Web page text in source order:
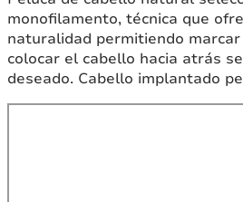
monofilamento, técnica que
naturalidad permitiendo
colocar el cabello hacia atrás
deseado. Cabello implantado